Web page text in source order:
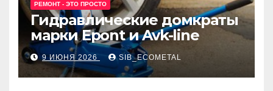
РЕМОНТ - ЭТО ПРОСТО
Гидравлические домкраты
марки Epont и Avk-line
9 ИЮНЯ 2026 SIB_ECOMETAL